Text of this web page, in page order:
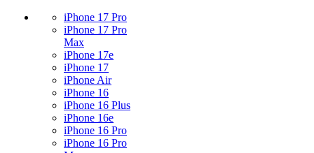
iPhone 17 Pro
iPhone 17 Pro
Max
iPhone 17e
iPhone 17
iPhone Air
iPhone 16
iPhone 16 Plus
iPhone 16e
iPhone 16 Pro
iPhone 16 Pro